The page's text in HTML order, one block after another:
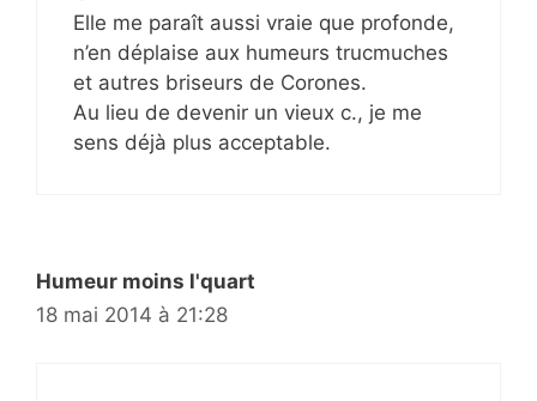
Elle me paraît aussi vraie que profonde,
n’en déplaise aux humeurs trucmuches
et autres briseurs de Corones.
Au lieu de devenir un vieux c., je me
sens déjà plus acceptable.
Humeur moins l'quart
18 mai 2014 à 21:28